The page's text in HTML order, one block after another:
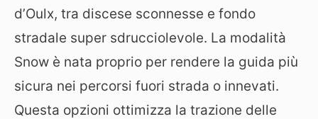
d’Oulx, tra discese sconnesse e fondo
stradale super sdrucciolevole. La modalità
Snow è nata proprio per rendere la guida più
sicura nei percorsi fuori strada o innevati.
Questa opzioni ottimizza la trazione delle